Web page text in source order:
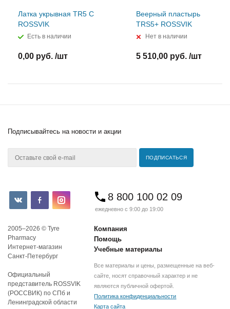
Латка укрывная TR5 C
ROSSVIK
Есть в наличии
0,00 руб. /шт
Веерный пластырь
TRS5+ ROSSVIK
Нет в наличии
5 510,00 руб. /шт
Подписывайтесь на новости и акции
8 800 100 02 09
ежедневно с 9:00 до 19:00
2005–2026 © Tyre
Pharmacy
Интернет-магазин
Санкт-Петербург
Официальный
представитель ROSSVIK
(РОССВИК) по СПб и
Ленинградской области
Компания
Помощь
Учебные материалы
Все материалы и цены, размещенные на веб-
сайте, носят справочный характер и не
являются публичной офертой.
Политика конфиденциальности
Карта сайта